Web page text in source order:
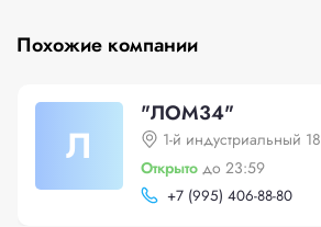
Похожие компании
Л
"ЛОМ34"
1-й индустриальный 18
Открыто до 23:59
+7 (995) 406-88-80